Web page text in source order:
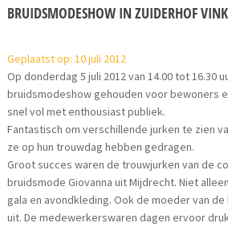
BRUIDSMODESHOW IN ZUIDERHOF
Geplaatst op: 10 juli 2012
Op donderdag 5 juli 2012 van 14.00 tot 16.30
bruidsmodeshow gehouden voor bewoners
snel vol met enthousiast publiek.
Fantastisch om verschillende jurken te zien
ze op hun trouwdag hebben gedragen.
Groot succes waren de trouwjurken van de
bruidsmode Giovanna uit Mijdrecht. Niet
gala en avondkleding. Ook de moeder van
uit. De medewerkerswaren dagen ervoor